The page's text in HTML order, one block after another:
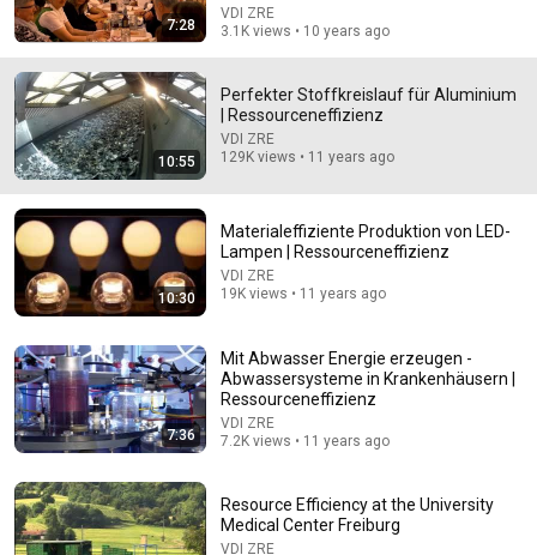
How does that work? Aluminum - The North and the
lightweight metal | NDR
NDR Doku
Auto-dubbed
2.8M views
7:28
VDI ZRE
3.1K views • 10 years ago
10:55
Perfekter Stoffkreislauf für Aluminium
| Ressourceneffizienz
VDI ZRE
129K views • 11 years ago
10:30
Materialeffiziente Produktion von LED-
Lampen | Ressourceneffizienz
VDI ZRE
19K views • 11 years ago
7:36
Mit Abwasser Energie erzeugen -
Abwassersysteme in Krankenhäusern |
Ressourceneffizienz
VDI ZRE
7.2K views • 11 years ago
Resource Efficiency at the University
Medical Center Freiburg
VDI ZRE